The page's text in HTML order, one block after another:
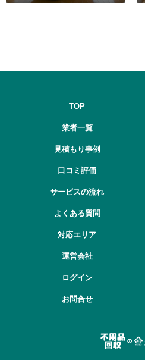
TOP
業者一覧
見積もり事例
口コミ評価
サービスの流れ
よくある質問
対応エリア
運営会社
ログイン
お問合せ